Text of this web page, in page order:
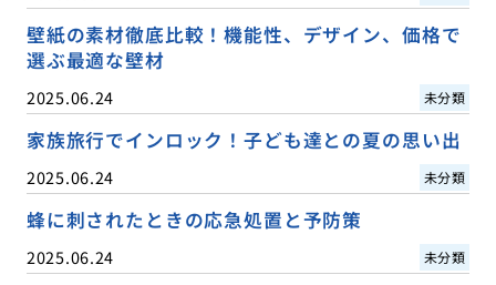
壁紙の素材徹底比較！機能性、デザイン、価格で
選ぶ最適な壁材
2025.06.24 未分類
家族旅行でインロック！子ども達との夏の思い出
2025.06.24 未分類
蜂に刺されたときの応急処置と予防策
2025.06.24 未分類